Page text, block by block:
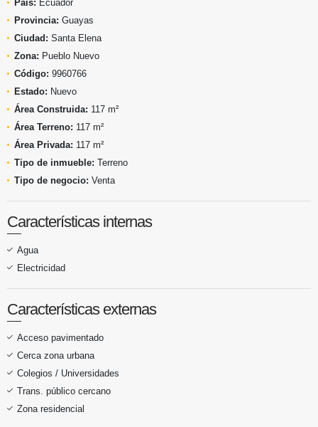
País: Ecuador
Provincia: Guayas
Ciudad: Santa Elena
Zona: Pueblo Nuevo
Código: 9960766
Estado: Nuevo
Área Construida: 117 m²
Área Terreno: 117 m²
Área Privada: 117 m²
Tipo de inmueble: Terreno
Tipo de negocio: Venta
Características internas
Agua
Electricidad
Características externas
Acceso pavimentado
Cerca zona urbana
Colegios / Universidades
Trans. público cercano
Zona residencial